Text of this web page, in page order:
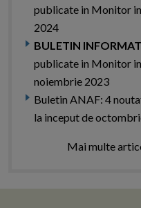
publicate in Monitor
2024
BULETIN
publicate in Monitor
noiembrie 2023
Buletin ANAF: 4
la inceput de
Mai multe